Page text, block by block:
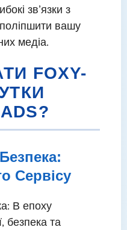
зв’язки з
вашу
медіа.
FOXY-
Сервісу
В епоху
безпека та